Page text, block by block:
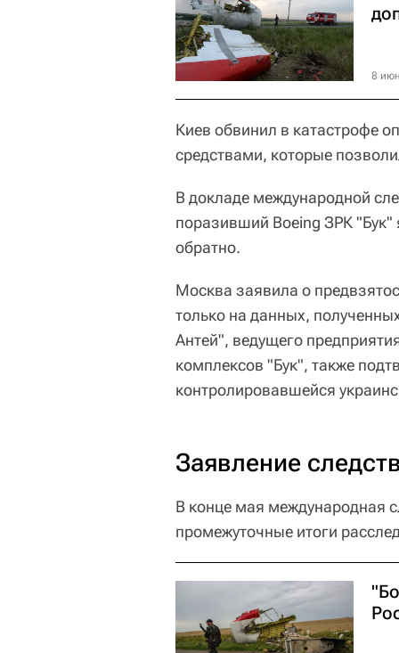
8
Киев обвинил в катастрофе
средствами, которые
В докладе международной
поразивший Boeing ЗРК "Бук"
обратно.
Москва заявила о
только на данных,
Антей", ведущего
комплексов "Бук", также
контролировавшейся
Заявление
В конце мая международная
промежуточные итоги